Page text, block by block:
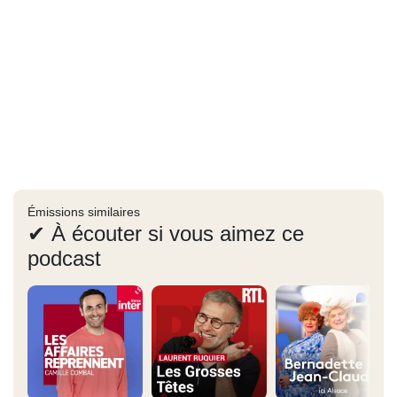
Émissions similaires
✔ À écouter si vous aimez ce
podcast